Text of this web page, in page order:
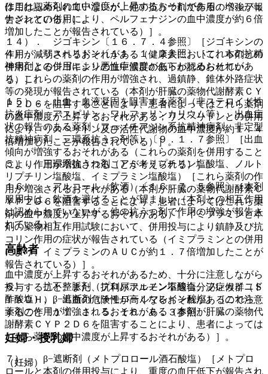
作用は認められていないが、他の抗うつ剤で作用の増強が報
告されている）］。
１４）． ジゴキシン〔１６．７．４参照〕［ジゴキシンの
作用が減弱されるおそれがある（健康人において、本剤との
併用によるジゴキシンの血中濃度の低下が認められてい
る）］。
１５）． 止血・血液凝固を阻害する薬剤（非ステロイド性
抗炎症剤、アスピリン、ワルファリンカリウム等）、出血症
状の報告のある薬剤（フェノチアジン系抗精神病剤、非定型
抗精神病剤、三環系抗うつ剤等）〔９．１．７参照〕［出血
傾向が増強するおそれがある（これらの薬剤を併用すること
により作用が増強されることが考えられる）］。
１６）． アルコール（飲酒）〔１６．７．５参照〕［本剤
服用中は、飲酒を避けることが望ましい（本剤との相互作用
は認められていないが、他の抗うつ剤で作用の増強が報告さ
れている）］。
高齢者
血中濃度が上昇するおそれがあるため、十分に注意しながら
投与すること。また、抗利尿ホルモン不適合分泌症候群（Ｓ
ＩＡＤＨ）、出血の危険性が高くなるおそれがあるので注意
すること〔１１．１．５、１６．６．３参照〕。
妊婦・授乳婦
（妊婦）
はこれら薬剤の血中濃度が上昇するおそれがある；ペルフェ
ナジンとの併用により、ペルフェナジンの血中濃度が約６倍
増加したことが報告されている）］。
４）． リスペリドン〔１１．１．２参照〕［これらの抗精
神病剤との併用により悪性症候群があらわれるおそれがあ
り、これらの薬剤の作用が増強され、過鎮静、錐体外路症状
等の発現が報告されている（本剤が肝臓の薬物代謝酵素ＣＹ
Ｐ２Ｄ６を阻害することにより、患者によってはこれら薬剤
の血中濃度が上昇するおそれがある；リスペリドンとの併用
により、リスペリドン及び活性代謝物の血中濃度が約１．４
倍増加したことが報告されている）］。
５）． 三環系抗うつ剤（アミトリプチリン塩酸塩、ノルト
リプチリン塩酸塩、イミプラミン塩酸塩）［これら薬剤の作
用が増強されるおそれがある（本剤が肝臓の薬物代謝酵素Ｃ
ＹＰ２Ｄ６を阻害することにより、患者によってはこれら薬
剤の血中濃度が上昇するおそれがある）。イミプラミンと本
剤の薬物相互作用試験において、併用投与により鎮静及び抗
コリン作用の症状が報告されている（イミプラミンとの併用
により、イミプラミンのＡＵＣが約１．７倍増加したことが
報告されている）］。
６）． 抗不整脈剤（プロパフェノン塩酸塩、フレカイニド
酢酸塩）、β−遮断剤（チモロールマレイン酸塩）［これら
薬剤の作用が増強されるおそれがある（本剤が肝臓の薬物代
謝酵素ＣＹＰ２Ｄ６を阻害することにより、患者によっては
これら薬剤の血中濃度が上昇するおそれがある）］。
７）． β−遮断剤（メトプロロール酒石酸塩）［メトプロ
ロールと本剤の併用投与により、重度の血圧低下が報告され